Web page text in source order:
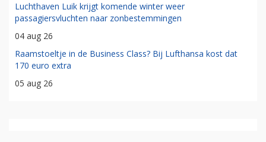
Luchthaven Luik krijgt komende winter weer
passagiersvluchten naar zonbestemmingen
04 aug 26
Raamstoeltje in de Business Class? Bij Lufthansa kost dat
170 euro extra
05 aug 26